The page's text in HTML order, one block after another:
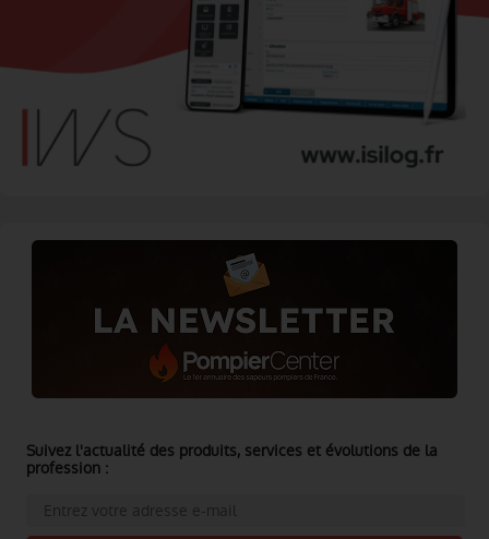
Suivez l'actualité des produits, services et évolutions de la
profession :